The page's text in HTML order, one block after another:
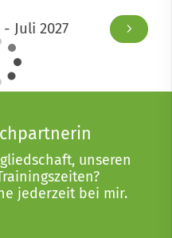
Juli 2027
unseren
jederzeit bei mir.